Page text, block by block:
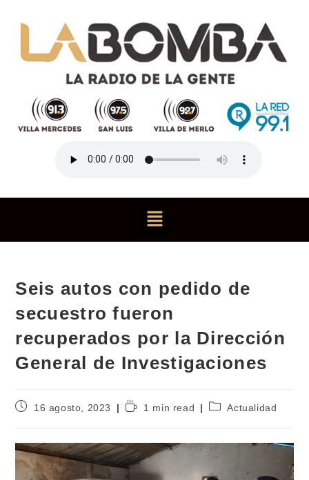
Seis autos con pedido de
secuestro fueron
recuperados por la Dirección
General de Investigaciones
16 agosto, 2023 1 min read Actualidad